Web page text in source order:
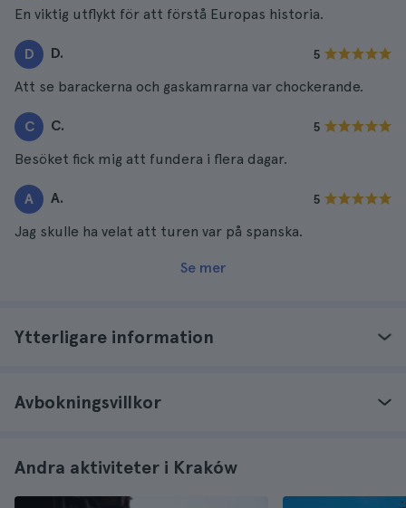
En viktig utflykt för att förstå Europas historia.
D D. 5
Att se barackerna och gaskamrarna var chockerande.
C C. 5
Besöket fick mig att fundera i flera dagar.
A A. 5
Jag skulle ha velat att turen var på spanska.
Se mer
Ytterligare information
Avbokningsvillkor
Andra aktiviteter i Kraków